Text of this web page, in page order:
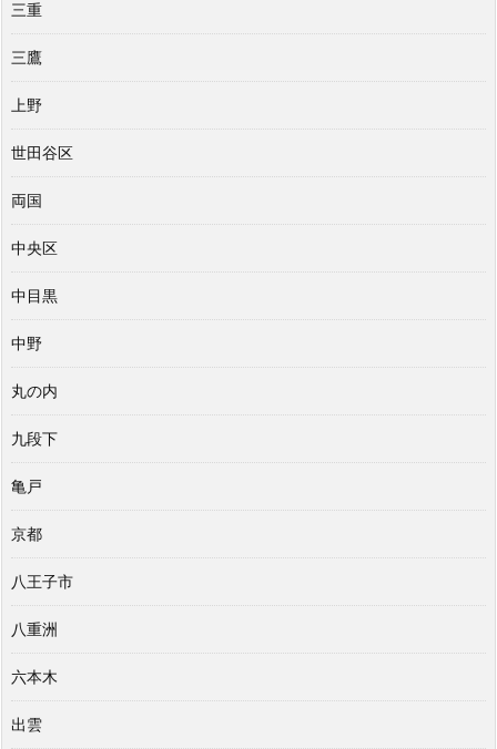
三重
三鷹
上野
世田谷区
両国
中央区
中目黒
中野
丸の内
九段下
亀戸
京都
八王子市
八重洲
六本木
出雲